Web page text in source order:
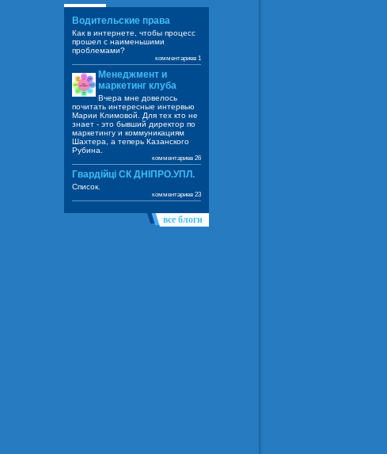
Водительские права
Как в интернете, чтобы процесс
прошел с наименьшими
проблемами?
комментариев 1
Менеджмент и
маркетинг клуба
Вчера мне довелось
почитать интересные интервью
Марии Климовой. Для тех кто не
знает - это бывший директор по
маркетингу и коммуникациям
Шахтера, а теперь Казанского
Рубина.
комментариев 26
Гвардійці СК ДНІПРО.УПЛ.
Список.
комментариев 23
все блоги